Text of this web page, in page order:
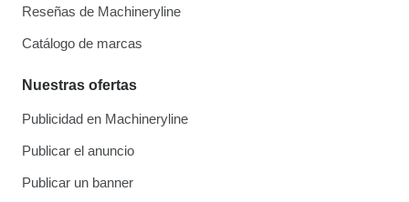
Reseñas de Machineryline
Catálogo de marcas
Nuestras ofertas
Publicidad en Machineryline
Publicar el anuncio
Publicar un banner